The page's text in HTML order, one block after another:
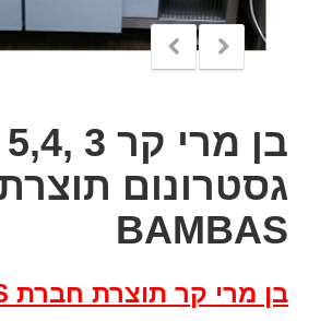
גסטרונום
BAMBAS
בן מרי קר תוצרת חברת